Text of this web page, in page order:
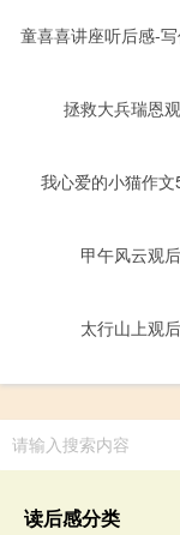
拯救大兵瑞恩
我心爱的小猫作
甲午风云观
太行山上观
请输入搜索内容
读后感分类